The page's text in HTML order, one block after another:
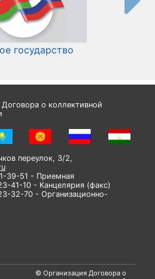
государство
о коллективной
переулок, 3/2,
39-51 - Приемная
41-10 - Канцелярия (факс)
- Организационно-
© Организация Договора о